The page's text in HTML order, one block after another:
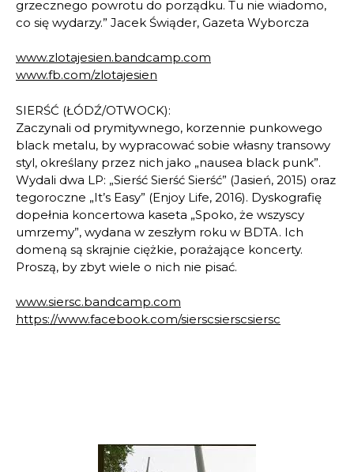
grzecznego powrotu do porządku. Tu nie wiadomo,
co się wydarzy.” Jacek Świąder, Gazeta Wyborcza
www.zlotajesien.bandcamp.com
www.fb.com/zlotajesien
SIERŚĆ (ŁÓDŹ/OTWOCK):
Zaczynali od prymitywnego, korzennie punkowego
black metalu, by wypracować sobie własny transowy
styl, określany przez nich jako „nausea black punk”.
Wydali dwa LP: „Sierść Sierść Sierść” (Jasień, 2015) oraz
tegoroczne „It’s Easy” (Enjoy Life, 2016). Dyskografię
dopełnia koncertowa kaseta „Spoko, że wszyscy
umrzemy”, wydana w zeszłym roku w BDTA. Ich
domeną są skrajnie ciężkie, porażające koncerty.
Proszą, by zbyt wiele o nich nie pisać.
www.siersc.bandcamp.com
https://www.facebook.com/sierscsierscsiersc